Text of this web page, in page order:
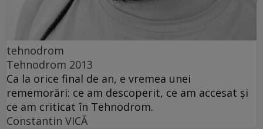
tehnodrom
Tehnodrom 2013
Ca la orice final de an, e vremea unei
rememorări: ce am descoperit, ce am accesat şi
ce am criticat în Tehnodrom.
Constantin VICĂ